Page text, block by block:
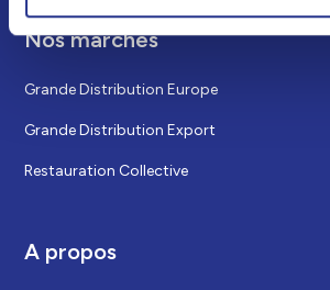
Nos marchés
Grande Distribution Europe
Grande Distribution Export
Restauration Collective
A propos